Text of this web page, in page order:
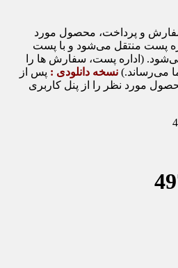
و پرداخت، محصول مورد
پست منتقل می‌شود و با پست
(اداره پست، سفارش ها را
نسخه دانلودی : پس از
مورد نظر را از پنل کاربری